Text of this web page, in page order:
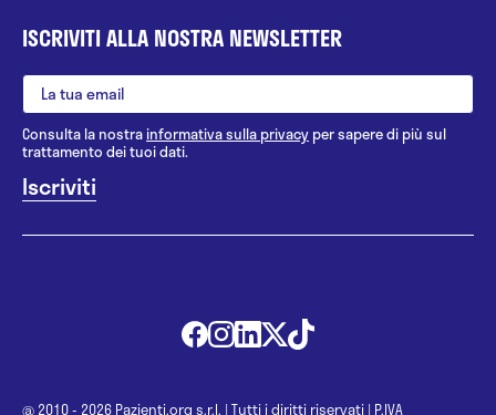
ISCRIVITI ALLA NOSTRA NEWSLETTER
Consulta la nostrainformativa sulla privacy per sapere di più sul
trattamento dei tuoi dati.
@ 2010 - 2026 Pazienti.org s.r.l. | Tutti i diritti riservati | P.IVA